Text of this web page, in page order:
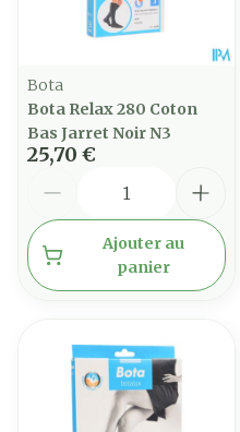
Bota
Bota Relax 280 Coton
Bas Jarret Noir N3
25,70 €
Ajouter au
panier